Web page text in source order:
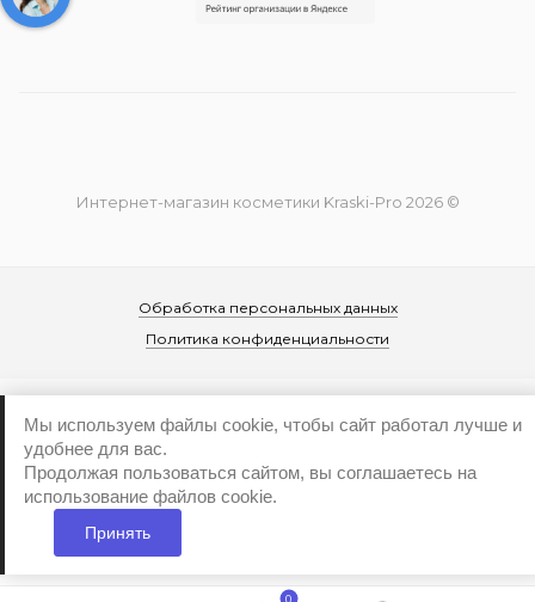
Интернет-магазин косметики Kraski-Pro 2026 ©
Обработка персональных данных
Политика конфиденциальности
Мы используем файлы cookie, чтобы сайт работал лучше и
удобнее для вас.
Продолжая пользоваться сайтом, вы соглашаетесь на
использование файлов cookie.
Принять
0